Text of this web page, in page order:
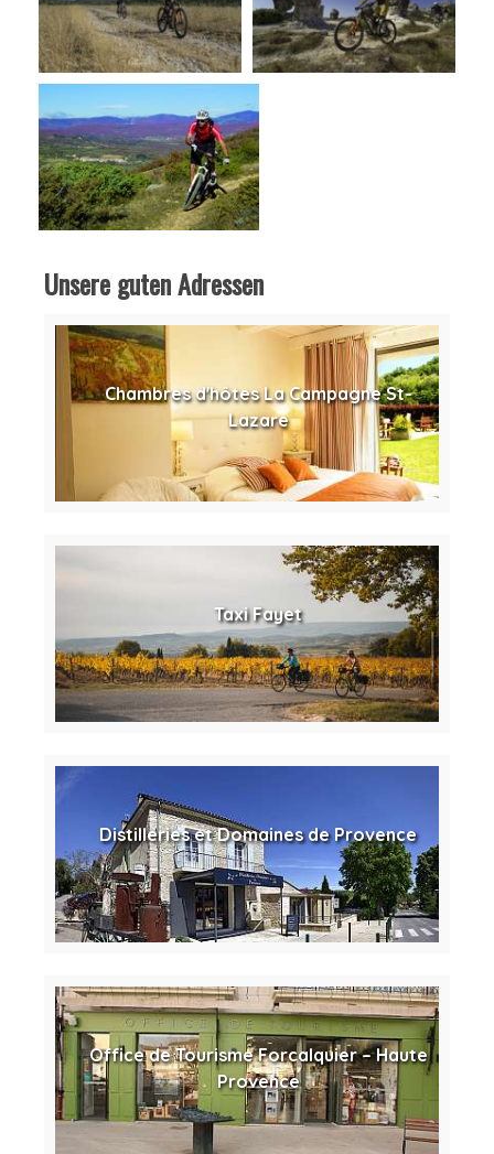
Unsere guten Adressen
Chambres d'hôtes La Campagne St-
Lazare
Taxi Fayet
Distilleries et Domaines de Provence
Office de Tourisme Forcalquier – Haute
Provence